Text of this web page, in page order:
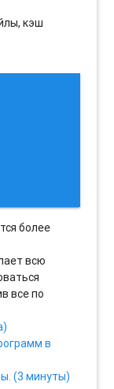
кэш
более
всю
все по
в
(3 минуты)